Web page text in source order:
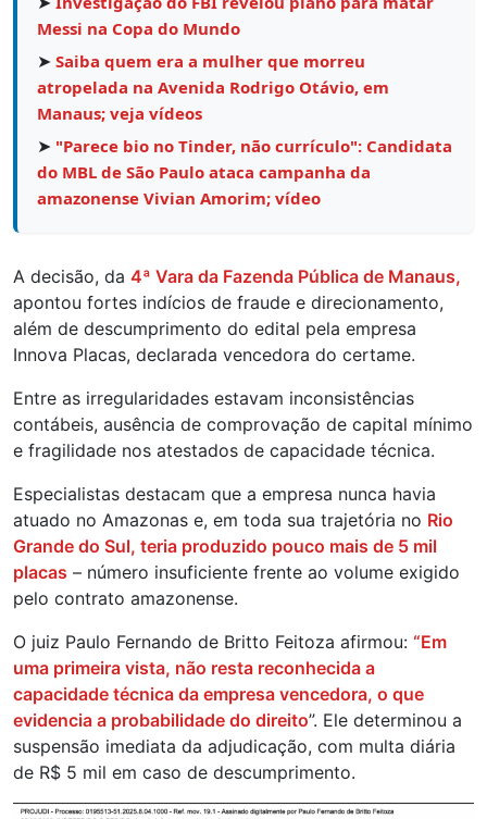
Messi na Copa do Mundo
➤ Saiba quem era a mulher que morreu
atropelada na Avenida Rodrigo Otávio, em
Manaus; veja vídeos
➤ "Parece bio no Tinder, não currículo": Candidata
do MBL de São Paulo ataca campanha da
amazonense Vivian Amorim; vídeo
A decisão, da 4ª Vara da Fazenda Pública de Manaus,
apontou fortes indícios de fraude e direcionamento,
além de descumprimento do edital pela empresa
Innova Placas, declarada vencedora do certame.
Entre as irregularidades estavam inconsistências
contábeis, ausência de comprovação de capital mínimo
e fragilidade nos atestados de capacidade técnica.
Especialistas destacam que a empresa nunca havia
atuado no Amazonas e, em toda sua trajetória no Rio
Grande do Sul, teria produzido pouco mais de 5 mil
placas – número insuficiente frente ao volume exigido
pelo contrato amazonense.
O juiz Paulo Fernando de Britto Feitoza afirmou: “Em
uma primeira vista, não resta reconhecida a
capacidade técnica da empresa vencedora, o que
evidencia a probabilidade do direito”. Ele determinou a
suspensão imediata da adjudicação, com multa diária
de R$ 5 mil em caso de descumprimento.